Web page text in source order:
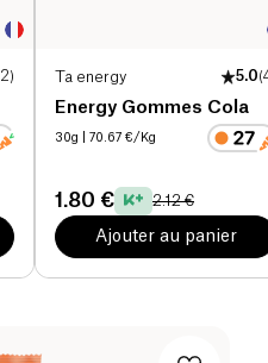
2) Ta energy 5.0(
Energy Gommes Cola
30g | 70.67 €/Kg
1.80 € 2.12 €
Ajouter au panier